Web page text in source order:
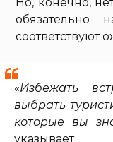
обязательно
соответствуют
«Избежать
выбрать
которые вы
указывает